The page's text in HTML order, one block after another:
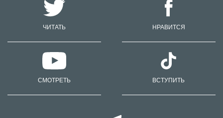
ЧИТАТЬ НРАВИТСЯ
СМОТРЕТЬ ВСТУПИТЬ